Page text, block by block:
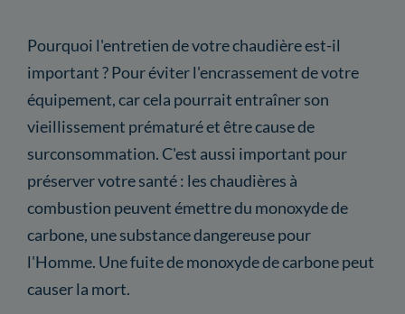
Pourquoi l'entretien de votre chaudière est-il
important ? Pour éviter l'encrassement de votre
équipement, car cela pourrait entraîner son
vieillissement prématuré et être cause de
surconsommation. C'est aussi important pour
préserver votre santé : les chaudières à
combustion peuvent émettre du monoxyde de
carbone, une substance dangereuse pour
l'Homme. Une fuite de monoxyde de carbone peut
causer la mort.